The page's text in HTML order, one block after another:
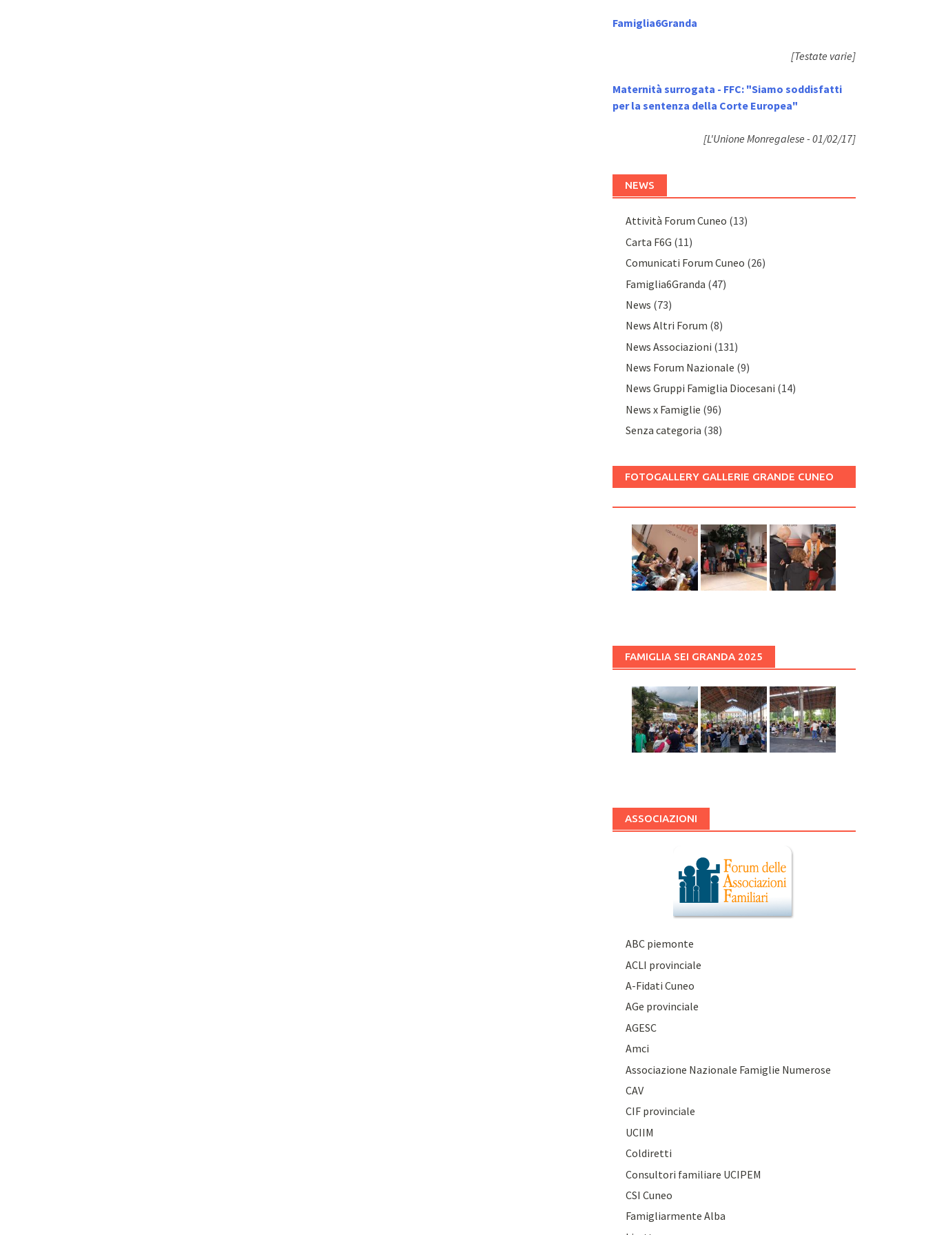
Famiglia6Granda
[Testate varie]
Maternità surrogata - FFC: "Siamo soddisfatti
per la sentenza della Corte Europea"
[L'Unione Monregalese - 01/02/17]
NEWS
Attività Forum Cuneo (13)
Carta F6G (11)
Comunicati Forum Cuneo (26)
Famiglia6Granda (47)
News (73)
News Altri Forum (8)
News Associazioni (131)
News Forum Nazionale (9)
News Gruppi Famiglia Diocesani (14)
News x Famiglie (96)
Senza categoria (38)
FOTOGALLERY GALLERIE GRANDE CUNEO
FAMIGLIA SEI GRANDA 2025
ASSOCIAZIONI
ABC piemonte
ACLI provinciale
A-Fidati Cuneo
AGe provinciale
AGESC
Amci
Associazione Nazionale Famiglie Numerose
CAV
CIF provinciale
UCIIM
Coldiretti
Consultori familiare UCIPEM
CSI Cuneo
Famigliarmente Alba